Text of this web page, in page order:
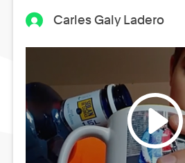
Carles Galy Ladero